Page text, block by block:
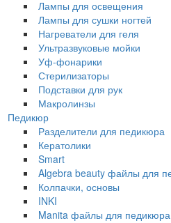
Лампы для освещения
Лампы для сушки ногтей
Нагреватели для геля
Ультразвуковые мойки
Уф-фонарики
Стерилизаторы
Подставки для рук
Макролинзы
Педикюр
Разделители для педикюра
Кератолики
Smart
Algebra beauty файлы для
Колпачки, основы
INKI
Manita файлы для педикюра